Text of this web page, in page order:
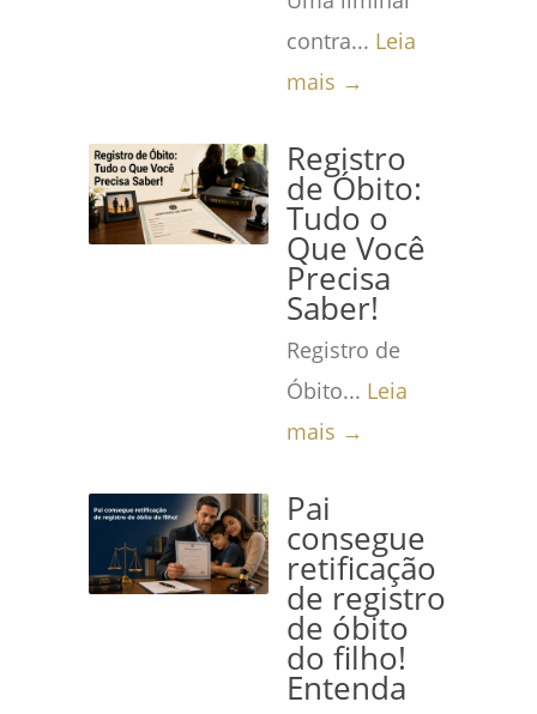
contra... Leia
mais →
Registro
de Óbito:
Tudo o
Que Você
Precisa
Saber!
Registro de
Óbito... Leia
mais →
Pai
consegue
retificação
de registro
de óbito
do filho!
Entenda